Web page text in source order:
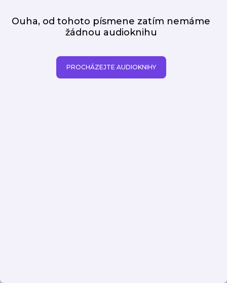
Ouha, od tohoto písmene zatím nemáme
žádnou audioknihu
PROCHÁZEJTE AUDIOKNIHY